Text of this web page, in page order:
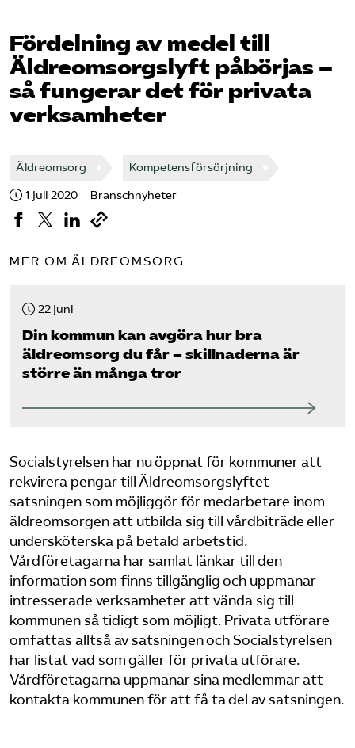
Mina sidor
Privat Vårdfakta
Sök på vardforetagarna.se
In English
Fördelning av medel till
Äldreomsorgslyft påbörjas –
så fungerar det för privata
verksamheter
Äldreomsorg Kompetensförsörjning
1 juli 2020 Branschnyheter
MER OM ÄLDREOMSORG
22 juni
Din kommun kan avgöra hur bra
äldreomsorg du får – skillnaderna är
större än många tror
Socialstyrelsen har nu öppnat för kommuner att
rekvirera pengar till Äldreomsorgslyftet –
satsningen som möjliggör för medarbetare inom
äldreomsorgen att utbilda sig till vårdbiträde eller
undersköterska på betald arbetstid.
Vårdföretagarna har samlat länkar till den
information som finns tillgänglig och uppmanar
intresserade verksamheter att vända sig till
kommunen så tidigt som möjligt. Privata utförare
omfattas alltså av satsningen och Socialstyrelsen
har listat vad som gäller för privata utförare.
Vårdföretagarna uppmanar sina medlemmar att
kontakta kommunen för att få ta del av satsningen.